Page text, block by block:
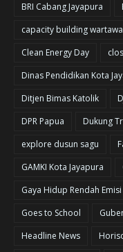
BRI Cabang Jayapura
capacity building
Clean Energy Day
Dinas Pendidikan Kota
Ditjen Bimas Katolik
DPR Papua
Dukung
explore dusun sagu
GAMKI Kota Jayapura
Gaya Hidup Rendah Emisi
Goes to School
Headline News